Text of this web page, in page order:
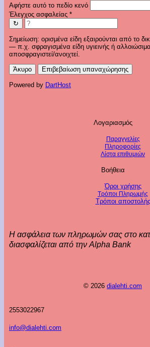
Αφήστε αυτό το πεδίο κενό
Έλεγχος ασφαλείας *
↻
Σημείωση: ορισμένα είδη εξαιρούνται από το
— π.χ. σφραγισμένα είδη υγιεινής ή
αποσφραγιστεί/ανοιχτεί.
Άκυρο Επιβεβαίωση υπαναχώρησης
Powered by DartHost
Λογαριασμός
Παραγγελίες
Πληροφορίες
Λίστα επιθυμιών
Βοήθεια
Όροι χρήσης
Τρόποι Πληρωμής
Τρόποι αποστολής
Η ασφάλεια των πληρωμών σας στο
διασφαλίζεται από την Alpha Bank
© 2026 dialehti.com
2553022967
info@dialehti.com